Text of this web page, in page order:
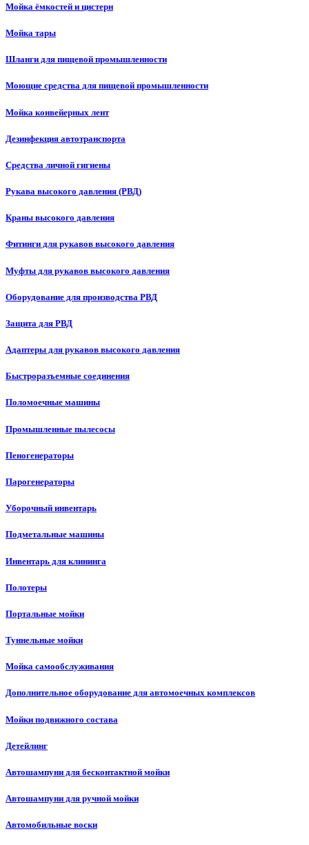
Мойка ёмкостей и цистерн
Мойка тары
Шланги для пищевой промышленности
Моющие средства для пищевой промышленности
Мойка конвейерных лент
Дезинфекция автотранспорта
Средства личной гигиены
Рукава высокого давления (РВД)
Краны высокого давления
Фитинги для рукавов высокого давления
Муфты для рукавов высокого давления
Оборудование для производства РВД
Защита для РВД
Адаптеры для рукавов высокого давления
Быстроразъемные соединения
Поломоечные машины
Промышленные пылесосы
Пеногенераторы
Парогенераторы
Уборочный инвентарь
Подметальные машины
Инвентарь для клининга
Полотеры
Портальные мойки
Туннельные мойки
Мойка самообслуживания
Дополнительное оборудование для автомоечных комплексов
Мойки подвижного состава
Детейлинг
Автошампуни для бесконтактной мойки
Автошампуни для ручной мойки
Автомобильные воски